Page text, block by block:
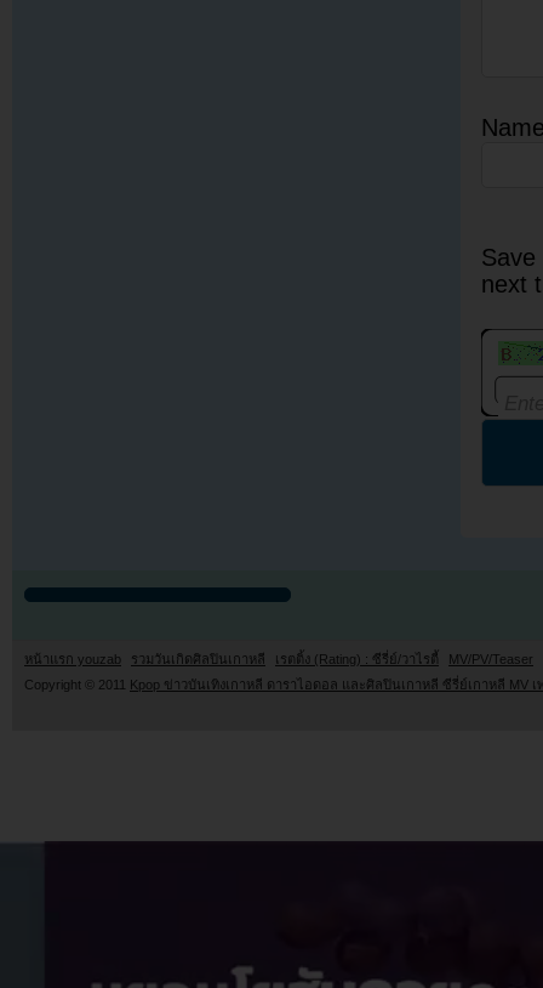
next
หน้าแรก youzab รวมวันเกิดศิลปินเกาหลี เรตติ้ง (Rating) : ซีรี่ย์/วาไรตี้
MV/PV/Teaser
Copyright © 2011 Kpop ข่าวบันเทิงเกาหลี ดาราไอดอล และศิลปินเกาหลี ซีรี่ย์เกาหลี MV